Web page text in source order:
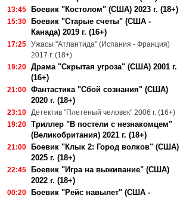
13:45 Боевик "Костолом" (США) 2023 г. (18+)
15:30
Боевик "Старые счеты" (США -
Канада) 2019 г. (16+)
17:25 Ужасы "Атлантида" (Испания - Франция)
2017 г. (18+)
19:20 Драма "Скрытая угроза" (США) 2001 г.
(16+)
21:00 Фантастика "Сбой сознания" (США)
2020 г. (18+)
23:10 Детектив "Плетеный человек" 2006 г. (16+)
19:20 Триллер "В постели с незнакомцем"
(Великобритания) 2021 г. (18+)
21:00
Боевик "Клык 2: Город волков" (США)
2025 г. (18+)
22:45
Боевик "Игра на выживание" (США)
2022 г. (18+)
00:20
Боевик "Рейс навылет" (США -